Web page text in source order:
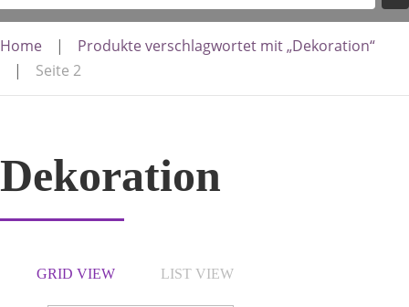
Home |
Produkte verschlagwortet mit „Dekoration“
|
Seite 2
Dekoration
GRID VIEW LIST VIEW